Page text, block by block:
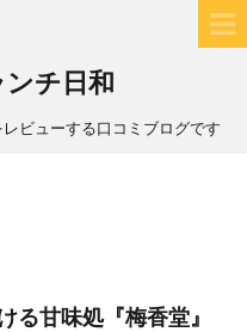
チ日和
ビューする口コミブログです
る甘味処『梅香堂』